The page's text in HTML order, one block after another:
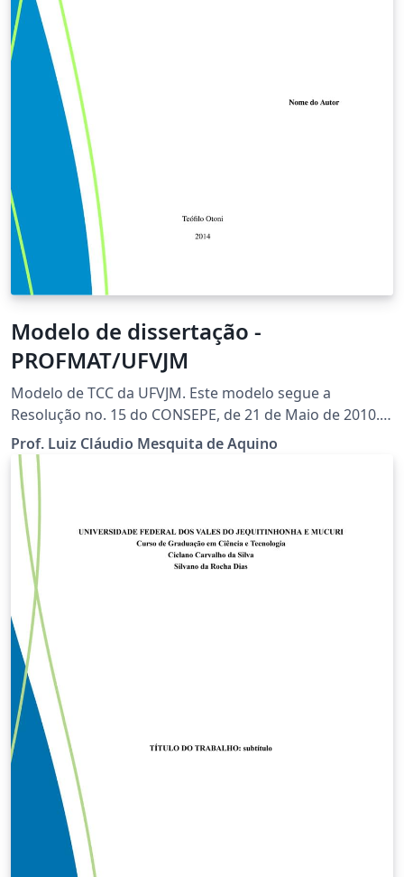
Modelo de dissertação -
PROFMAT/UFVJM
Modelo de TCC da UFVJM. Este modelo segue a
Resolução no. 15 do CONSEPE, de 21 de Maio de 2010.
LEIA a Resolução! Vide:
http://www.ufvjm.edu.br/prograd/tcc.html Author
(class): - Prof. Luiz Cláudio Mesquita de Aquino
Contributors: - Jaime Batista de Souza - Prof. Weversson
Dalmaso Sellin
Prof. Luiz Cláudio Mesquita de Aquino